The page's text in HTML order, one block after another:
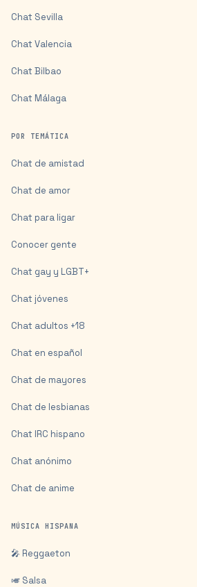
Chat Sevilla
Chat Valencia
Chat Bilbao
Chat Málaga
POR TEMÁTICA
Chat de amistad
Chat de amor
Chat para ligar
Conocer gente
Chat gay y LGBT+
Chat jóvenes
Chat adultos +18
Chat en español
Chat de mayores
Chat de lesbianas
Chat IRC hispano
Chat anónimo
Chat de anime
MÚSICA HISPANA
🎤 Reggaeton
🎺 Salsa